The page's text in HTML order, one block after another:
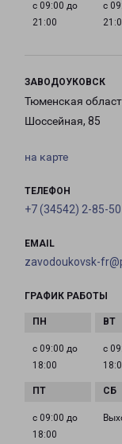
с 09:00 до
21:00
с
ЗАВОДОУКОВСК
Тюменская
Шоссейная, 85
на карте
ТЕЛЕФОН
+7 (34542) 2-85-50
EMAIL
zavodoukovsk-
ГРАФИК РАБОТЫ
с 09:00 до
18:00
с
с 09:00 до
18:00